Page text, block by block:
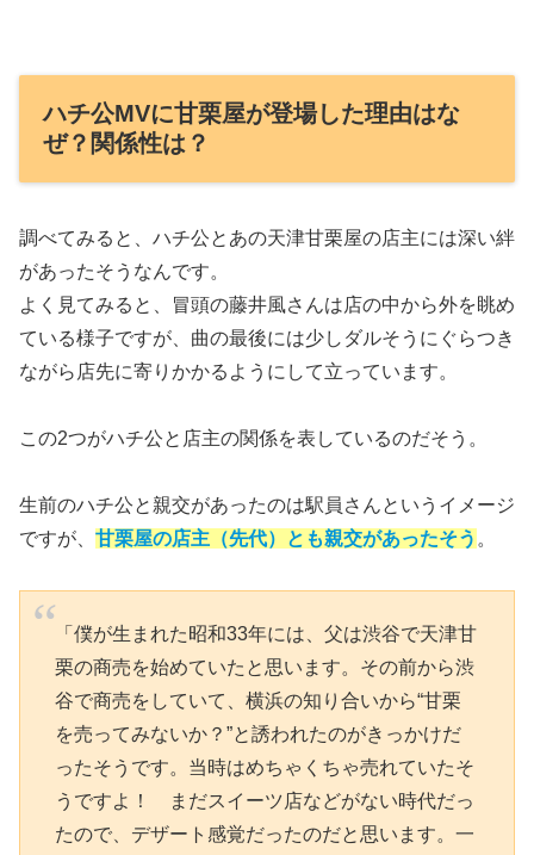
ハチ公MVに甘栗屋が登場した理由はな
ぜ？関係性は？
調べてみると、ハチ公とあの天津甘栗屋の店主には深い絆
があったそうなんです。
よく見てみると、冒頭の藤井風さんは店の中から外を眺め
ている様子ですが、曲の最後には少しダルそうにぐらつき
ながら店先に寄りかかるようにして立っています。
この2つがハチ公と店主の関係を表しているのだそう。
生前のハチ公と親交があったのは駅員さんというイメージ
ですが、 甘栗屋の店主（先代）とも親交があったそう 。
「僕が生まれた昭和33年には、父は渋谷で天津甘
栗の商売を始めていたと思います。その前から渋
谷で商売をしていて、横浜の知り合いから“甘栗
を売ってみないか？”と誘われたのがきっかけだ
ったそうです。当時はめちゃくちゃ売れていたそ
うですよ！ まだスイーツ店などがない時代だっ
たので、デザート感覚だったのだと思います。一